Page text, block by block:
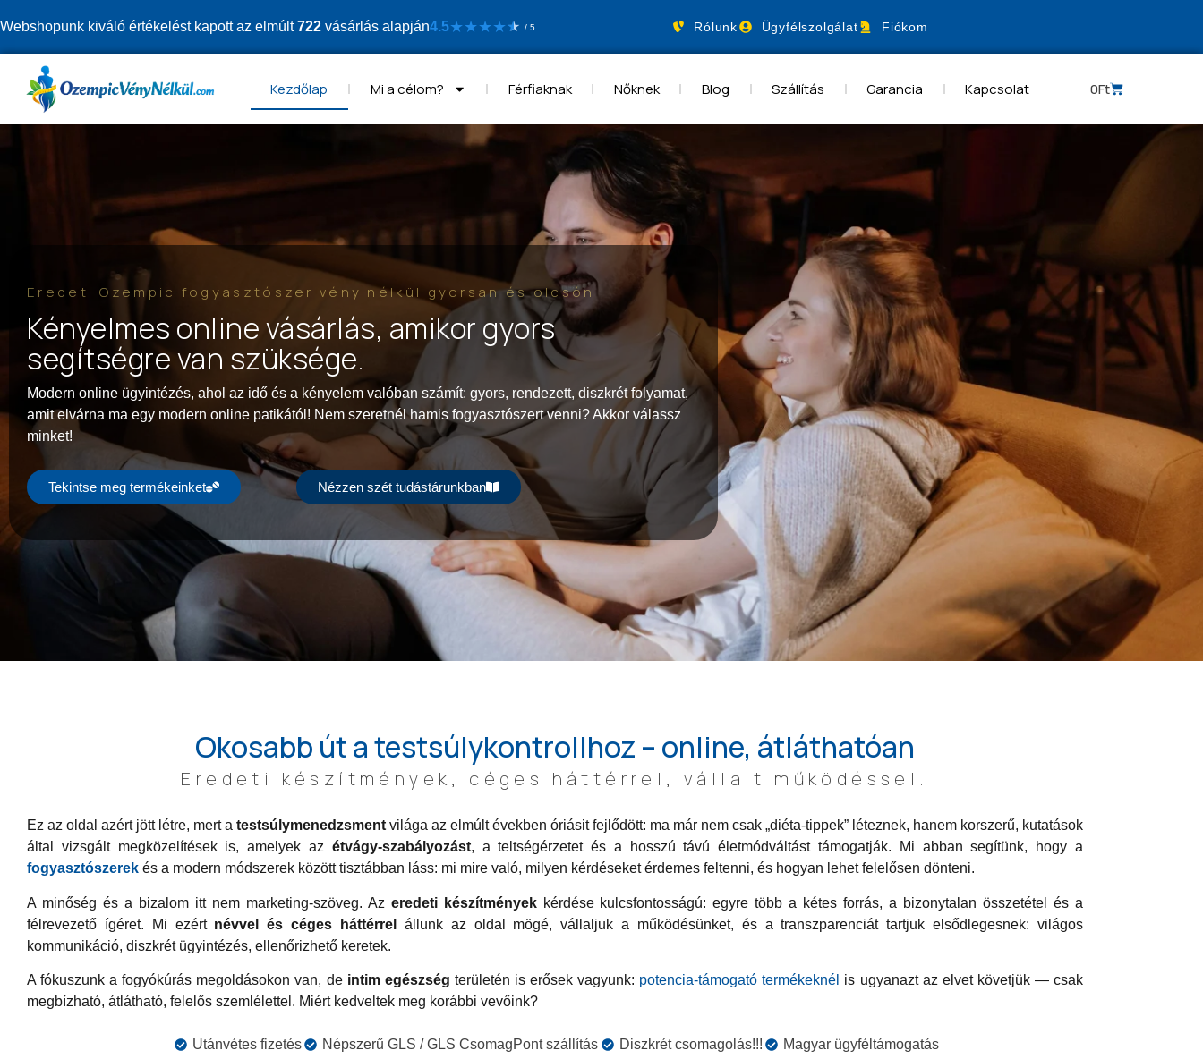
Webshopunk kiváló értékelést kapott az elmúlt722 vásárlás alapján4.5★★★★★
★ / 5 Rólunk Ügyfélszolgálat Fiókom
Kezdőlap Mi a célom? Férfiaknak Nőknek Blog Szállítás Garancia Kapcsolat 0Ft
Eredeti Ozempic fogyasztószer vény nélkül gyorsan és olcsón
Kényelmes online vásárlás, amikor gyors
segítségre van szüksége.
Modern online ügyintézés, ahol az idő és a kényelem valóban számít: gyors, rendezett, diszkrét folyamat,
amit elvárna ma egy modern online patikától! Nem szeretnél hamis fogyasztószert venni? Akkor válassz
minket!
Tekintse meg termékeinket Nézzen szét tudástárunkban
Okosabb út a testsúlykontrollhoz – online, átláthatóan
Eredeti készítmények, céges háttérrel, vállalt működéssel.
Ez az oldal azért jött létre, mert a testsúlymenedzsment világa az elmúlt években óriásit fejlődött: ma már nem csak „diéta-tippek” léteznek, hanem korszerű, kutatások
által vizsgált megközelítések is, amelyek az étvágy-szabályozást, a teltségérzetet és a hosszú távú életmódváltást támogatják. Mi abban segítünk, hogy a
fogyasztószerek és a modern módszerek között tisztábban láss: mi mire való, milyen kérdéseket érdemes feltenni, és hogyan lehet felelősen dönteni.
A minőség és a bizalom itt nem marketing-szöveg. Az eredeti készítményekkérdése kulcsfontosságú: egyre több a kétes forrás, a bizonytalan összetétel és a
félrevezető ígéret. Mi ezért névvel és céges háttérrel
állunk az oldal mögé, vállaljuk a működésünket, és a transzparenciát tartjuk elsődlegesnek: világos
kommunikáció, diszkrét ügyintézés, ellenőrizhető keretek.
A fókuszunk a fogyókúrás megoldásokon van, de intim egészség területén is erősek vagyunk: potencia-támogató termékeknél is ugyanazt az elvet követjük — csak
megbízható, átlátható, felelős szemlélettel. Miért kedveltek meg korábbi vevőink?
Utánvétes fizetés Népszerű GLS / GLS CsomagPont szállítás Diszkrét csomagolás!!! Magyar ügyféltámogatás